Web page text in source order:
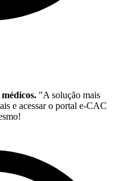
"A solução mais
e acessar o portal e-CAC